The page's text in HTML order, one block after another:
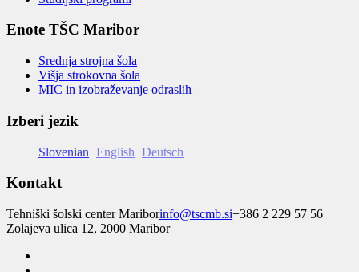
Enote TŠC Maribor
Srednja strojna šola
Višja strokovna šola
MIC in izobraževanje odraslih
Izberi jezik
Slovenian English Deutsch
Kontakt
Tehniški šolski center Mariborinfo@tscmb.si+386 2 229 57 56
Zolajeva ulica 12, 2000 Maribor